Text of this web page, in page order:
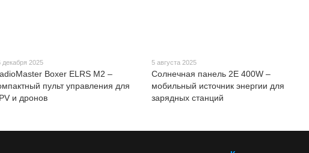
декабря 2025
Boxer ELRS M2 –
пульт управления для
и дронов
5 августа 2025
Солнечная панель 2E 400W –
мобильный источник энергии для
зарядных станций